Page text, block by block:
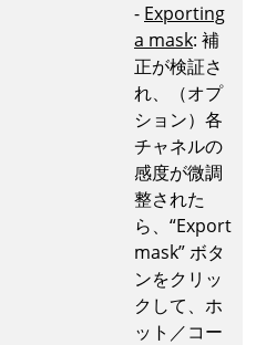
- Exporting
a mask: 補
正が検証さ
れ、（オプ
ション）各
チャネルの
感度が微調
整された
ら、“Export
mask” ボタ
ンをクリッ
クして、ホ
ット／コー